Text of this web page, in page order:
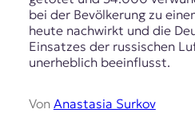
bei der Bevölkerung zu
heute nachwirkt und die
Einsatzes der russischen
unerheblich beeinflusst.
Von Anastasia Surkov